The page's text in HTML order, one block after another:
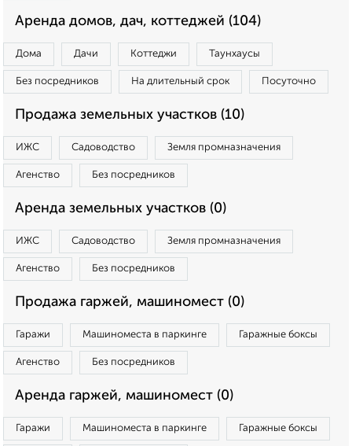
Аренда домов, дач, коттеджей (104)
Дома Дачи Коттеджи Таунхаусы
Без посредников На длительный срок Посуточно
Продажа земельных участков (10)
ИЖС Садоводство Земля промназначения
Агенство Без посредников
Аренда земельных участков (0)
ИЖС Садоводство Земля промназначения
Агенство Без посредников
Продажа гаржей, машиномест (0)
Гаражи Машиноместа в паркинге Гаражные боксы
Агенство Без посредников
Аренда гаржей, машиномест (0)
Гаражи Машиноместа в паркинге Гаражные боксы